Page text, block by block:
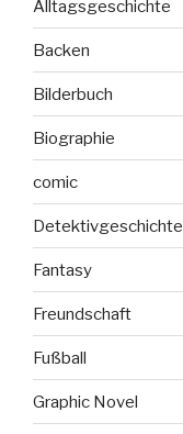
Alltagsgeschichte
Backen
Bilderbuch
Biographie
comic
Detektivgeschichte
Fantasy
Freundschaft
Fußball
Graphic Novel